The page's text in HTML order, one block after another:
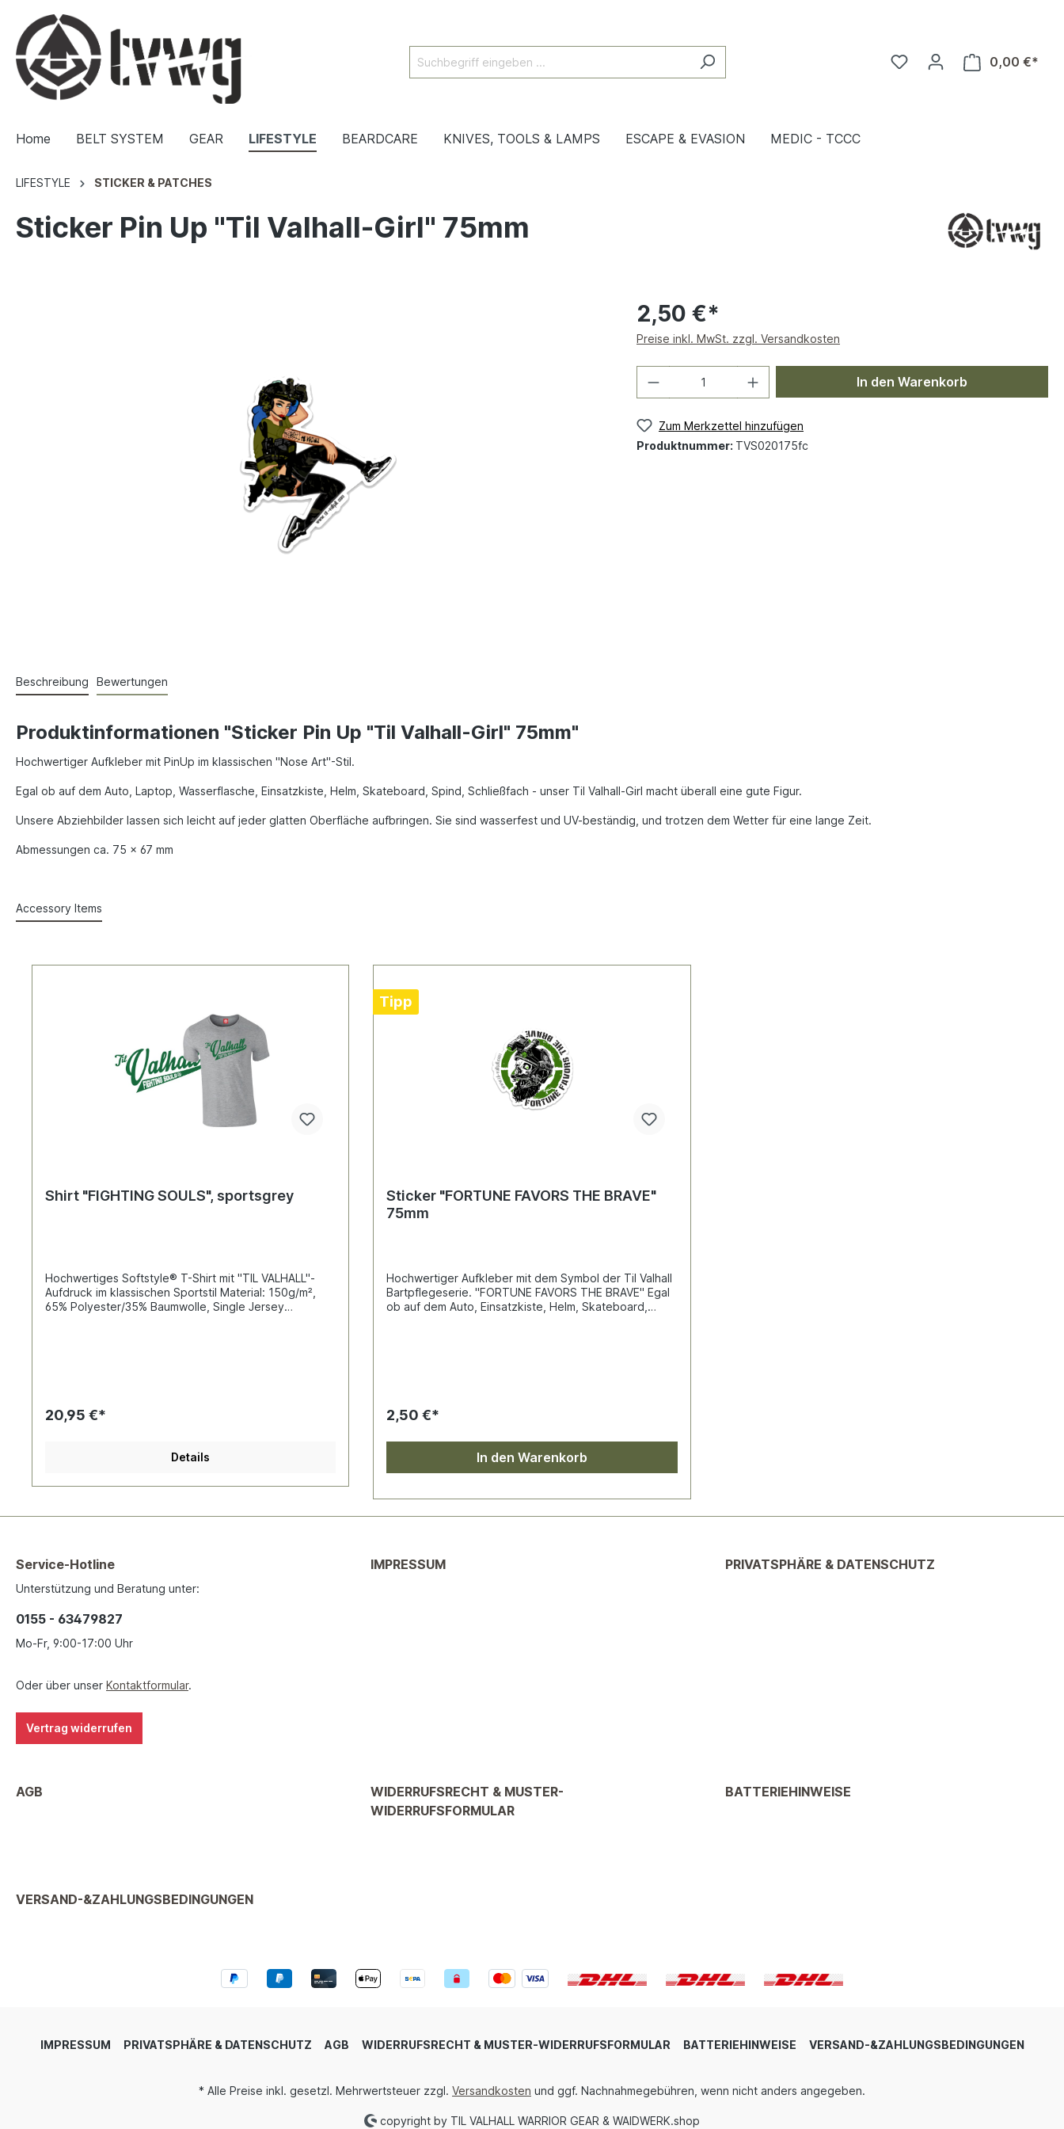
0,00 €*
Home BELT SYSTEM GEAR LIFESTYLE BEARDCARE KNIVES, TOOLS & LAMPS ESCAPE & EVASION MEDIC - TCCC
LIFESTYLE STICKER & PATCHES
Sticker Pin Up "Til Valhall-Girl" 75mm
2,50 €*
Preise inkl. MwSt. zzgl. Versandkosten
In den Warenkorb
Zum Merkzettel hinzufügen
Produktnummer: TVS020175fc
Beschreibung Bewertungen
Produktinformationen "Sticker Pin Up "Til Valhall-Girl" 75mm"
Hochwertiger Aufkleber mit PinUp im klassischen "Nose Art"-Stil.
Egal ob auf dem Auto, Laptop, Wasserflasche, Einsatzkiste, Helm, Skateboard, Spind, Schließfach - unser Til Valhall-Girl macht überall eine gute Figur.
Unsere Abziehbilder lassen sich leicht auf jeder glatten Oberfläche aufbringen. Sie sind wasserfest und UV-beständig, und trotzen dem Wetter für eine lange Zeit.
Abmessungen ca. 75 x 67 mm
Accessory Items
Shirt "FIGHTING SOULS", sportsgrey
Hochwertiges Softstyle® T-Shirt mit "TIL VALHALL"-
Aufdruck im klassischen Sportstil Material: 150g/m²,
65% Polyester/35% Baumwolle, Single Jersey
20,95 €*
Details
Tipp
Sticker "FORTUNE FAVORS THE BRAVE"
75mm
Hochwertiger Aufkleber mit dem Symbol der Til Valhall
Bartpflegeserie. "FORTUNE FAVORS THE BRAVE" Egal
ob auf dem Auto, Einsatzkiste, Helm, Skateboard,
2,50 €*
In den Warenkorb
Service-Hotline
Unterstützung und Beratung unter:
0155 - 63479827
Mo-Fr, 9:00-17:00 Uhr
Oder über unser Kontaktformular.
Vertrag widerrufen
IMPRESSUM PRIVATSPHÄRE & DATENSCHUTZ
AGB
WIDERRUFSRECHT & MUSTER-
WIDERRUFSFORMULAR
BATTERIEHINWEISE
VERSAND-&ZAHLUNGSBEDINGUNGEN
IMPRESSUM PRIVATSPHÄRE & DATENSCHUTZ AGB WIDERRUFSRECHT & MUSTER-WIDERRUFSFORMULAR BATTERIEHINWEISE VERSAND-&ZAHLUNGSBEDINGUNGEN
* Alle Preise inkl. gesetzl. Mehrwertsteuer zzgl. Versandkosten und ggf. Nachnahmegebühren, wenn nicht anders angegeben.
copyright by TIL VALHALL WARRIOR GEAR & WAIDWERK.shop